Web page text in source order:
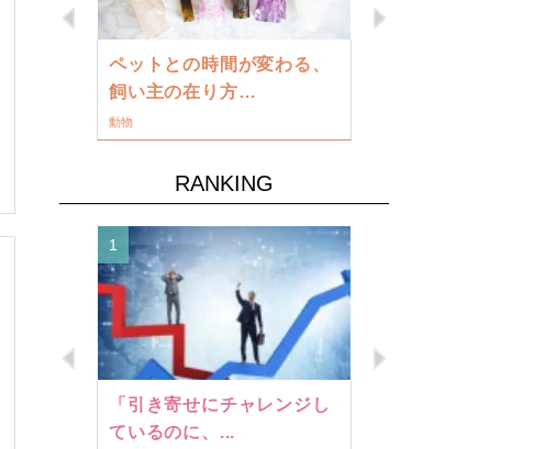
Previous
ペットとの時間が変わる、
飼い主の在り方…
動物
RANKING
Previous
1
「引き寄せにチャレンジし
ているのに、...